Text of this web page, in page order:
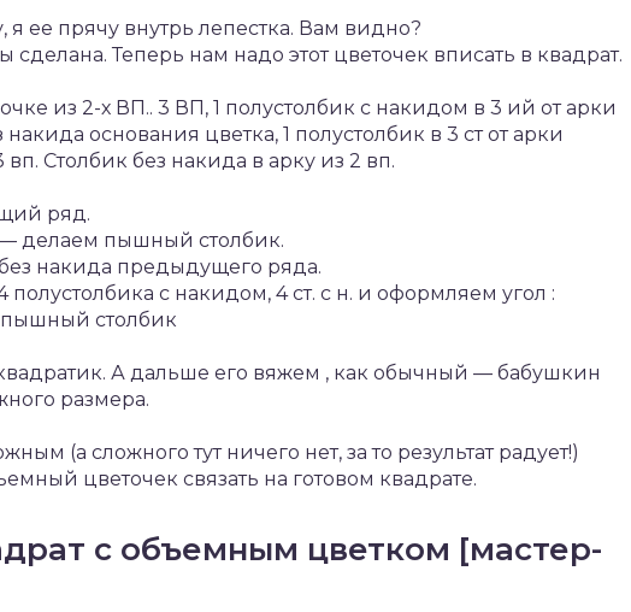
я ее прячу внутрь лепестка. Вам видно?
сделана. Теперь нам надо этот цветочек вписать в квадрат.
из 2-х ВП.. 3 ВП, 1 полустолбик с накидом в 3 ий от арки
накида основания цветка, 1 полустолбик в 3 ст от арки
Столбик без накида в арку из 2 вп.
ряд.
делаем пышный столбик.
накида предыдущего ряда.
полустолбика с накидом, 4 ст. с н. и оформляем угол :
столбик
А дальше его вяжем , как обычный — бабушкин
размера.
(а сложного тут ничего нет, за то результат радует!)
цветочек связать на готовом квадрате.
с объемным цветком [мастер-